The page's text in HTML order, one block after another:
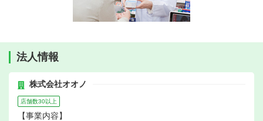
法人情報
株式会社オオノ
店舗数30以上
【事業内容】